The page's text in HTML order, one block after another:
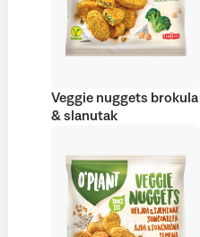
Veggie nuggets brokula
& slanutak